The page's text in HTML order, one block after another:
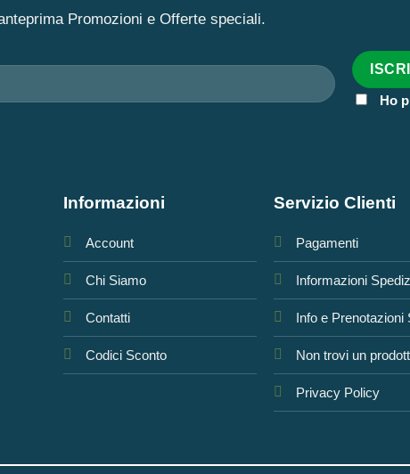
Promozioni e Offerte speciali.
Ho
Informazioni
Account
Chi Siamo
Contatti
Codici Sconto
Servizio Clienti
Pagamenti
Informazioni
Info e Prenotazioni
Non trovi un
Privacy Policy